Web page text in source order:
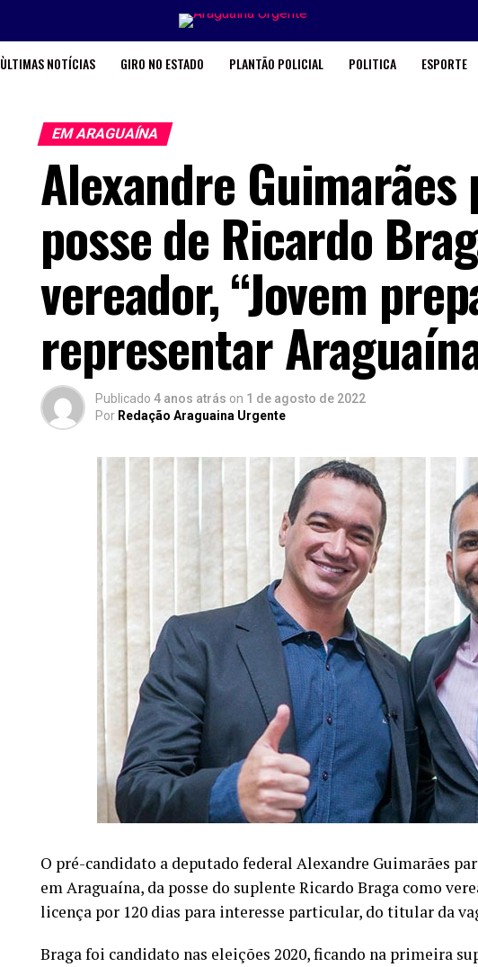
ÙLTIMAS NOTÍCIAS GIRO NO ESTADO PLANTÃO POLICIAL POLITICA ESPORTE
EM ARAGUAÍNA
Alexandre
posse de Ricardo
vereador, “Jovem
representar
Publicado 4 anos atrás on 1 de agosto de 2022
Por Redação Araguaina Urgente
O pré-candidato a deputado federal Alexandre Guimarães
em Araguaína, da posse do suplente Ricardo Braga como
licença por 120 dias para interesse particular, do titular da
Braga foi candidato nas eleições 2020, ficando na primeira